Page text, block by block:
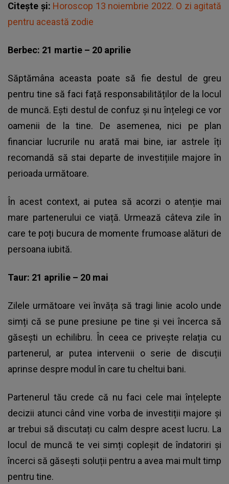
Citește și: Horoscop 13 noiembrie 2022. O zi agitată
pentru această zodie
Berbec: 21 martie – 20 aprilie
Săptămâna aceasta poate să fie destul de greu
pentru tine să faci față responsabilităților de la locul
de muncă. Ești destul de confuz și nu înțelegi ce vor
oamenii de la tine. De asemenea, nici pe plan
financiar lucrurile nu arată mai bine, iar astrele îți
recomandă să stai departe de investițiile majore în
perioada următoare.
În acest context, ai putea să acorzi o atenție mai
mare partenerului ce viață. Urmează câteva zile în
care te poți bucura de momente frumoase alături de
persoana iubită.
Taur: 21 aprilie – 20 mai
Zilele următoare vei învăța să tragi linie acolo unde
simți că se pune presiune pe tine și vei încerca să
găsești un echilibru. În ceea ce privește relația cu
partenerul, ar putea intervenii o serie de discuții
aprinse despre modul în care tu cheltui bani.
Partenerul tău crede că nu faci cele mai înțelepte
decizii atunci când vine vorba de investiții majore și
ar trebui să discutați cu calm despre acest lucru. La
locul de muncă te vei simți copleșit de îndatoriri și
încerci să găsești soluții pentru a avea mai mult timp
pentru tine.